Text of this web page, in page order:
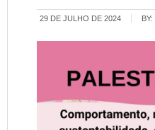
29 DE JULHO DE 2024 BY: